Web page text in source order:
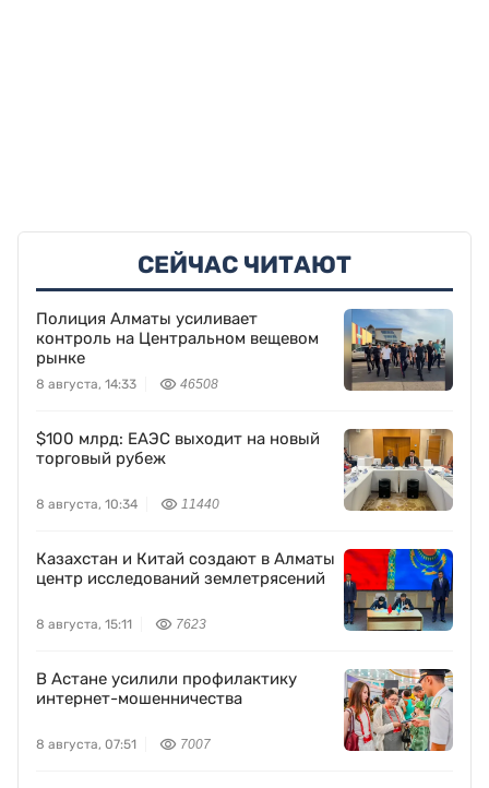
СЕЙЧАС ЧИТАЮТ
Полиция Алматы усиливает
контроль на Центральном вещевом
рынке
8 августа, 14:33 46508
$100 млрд: ЕАЭС выходит на новый
торговый рубеж
8 августа, 10:34 11440
Казахстан и Китай создают в Алматы
центр исследований землетрясений
8 августа, 15:11 7623
В Астане усилили профилактику
интернет-мошенничества
8 августа, 07:51 7007